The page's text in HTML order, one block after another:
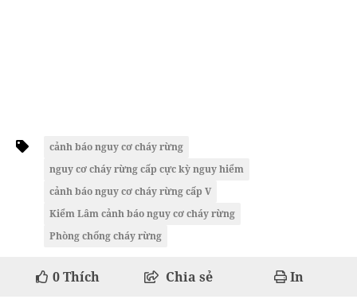
cảnh báo nguy cơ cháy rừng
nguy cơ cháy rừng cấp cực kỳ nguy hiểm
cảnh báo nguy cơ cháy rừng cấp V
Kiểm Lâm cảnh báo nguy cơ cháy rừng
Phòng chống cháy rừng
0Thích Chia sẻ In